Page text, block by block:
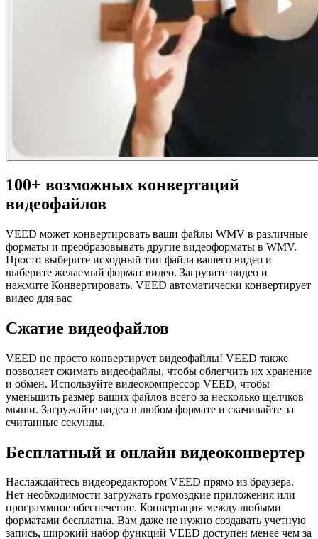
100+ возможных конвертаций
видеофайлов
VEED может конвертировать ваши файлы WMV в различные
форматы и преобразовывать другие видеоформаты в WMV.
Просто выберите исходный тип файла вашего видео и
выберите желаемый формат видео. Загрузите видео и
нажмите Конвертировать. VEED автоматически конвертирует
видео для вас
Сжатие видеофайлов
VEED не просто конвертирует видеофайлы! VEED также
позволяет сжимать видеофайлы, чтобы облегчить их хранение
и обмен. Используйте видеокомпрессор VEED, чтобы
уменьшить размер ваших файлов всего за несколько щелчков
мыши. Загружайте видео в любом формате и скачивайте за
считанные секунды.
Бесплатный и онлайн видеоконвертер
Наслаждайтесь видеоредактором VEED прямо из браузера.
Нет необходимости загружать громоздкие приложения или
программное обеспечение. Конвертация между любыми
форматами бесплатна. Вам даже не нужно создавать учетную
запись, широкий набор функций VEED доступен менее чем за